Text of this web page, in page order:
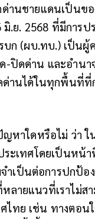
านชายแดนเป็นข
.ย. 2568 ที่มีการป
บก (ผบ.ทบ.) เป็นผู้
-ปิดด่าน และอำน
ด่านได้ในทุกพื้นที่
หาใดหรือไม่ ว่า
ระเทศโดยเป็นหน้
ำเป็นต่อการปกป้อ
ายแนวที่เราไม่ส
ทย เช่น ทางตอน